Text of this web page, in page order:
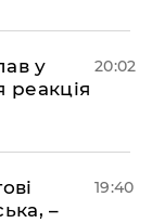
у
реакція
20:02
–
19:40